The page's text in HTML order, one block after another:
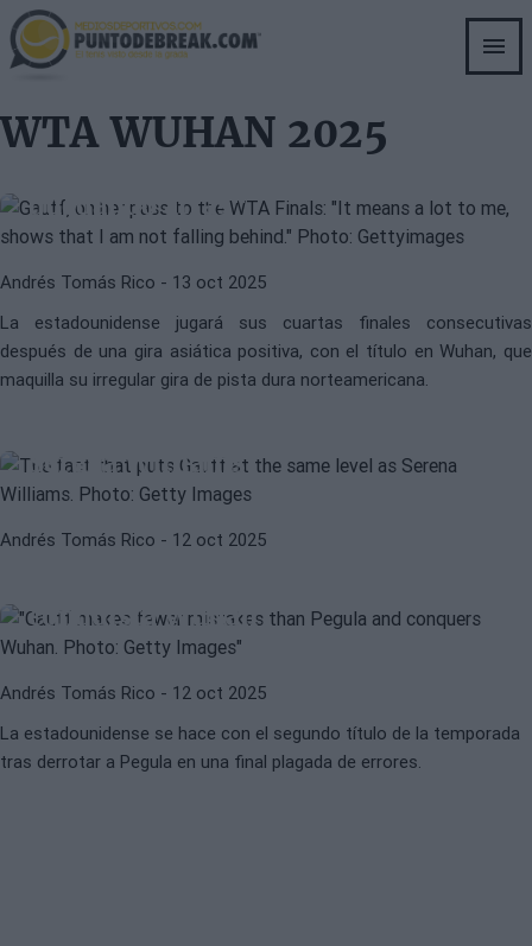
Skip
to
main
WTA WUHAN 2025
WTACORI GAUFF
Gauff, sobre su pase a las WTA
Finals: "Significa mucho para mí,
quedando atrás"
Andrés Tomás Rico - 13 oct 2025
La estadounidense jugará sus cuartas finales consecutivas
después de una gira asiática positiva, con el título en Wuhan, que
maquilla su irregular gira de pista dura norteamericana.
WTACORI GAUFF
Serena Williams
Andrés Tomás Rico - 12 oct 2025
WTA CORI GAUFF
conquista Wuhan
Andrés Tomás Rico - 12 oct 2025
La estadounidense se hace con el segundo título de la temporada
tras derrotar a Pegula en una final plagada de errores.